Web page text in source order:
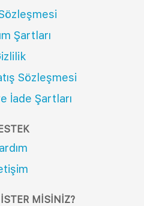
Şartları
Sözleşmesi
İade Şartları
MISINIZ?